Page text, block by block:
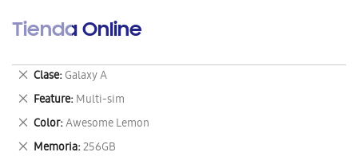
Tienda Online
Clase Galaxy A
Eliminar
este
artículo
Feature Multi-sim
Eliminar
este
artículo
Color Awesome Lemon
Eliminar
este
Memoria 256GB
Eliminar